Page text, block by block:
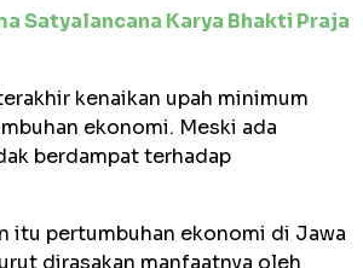
Satyalancana Karya Bhakti Praja
kenaikan upah minimum
ekonomi. Meski ada
berdampat terhadap
itu pertumbuhan ekonomi di Jawa
dirasakan manfaatnya oleh